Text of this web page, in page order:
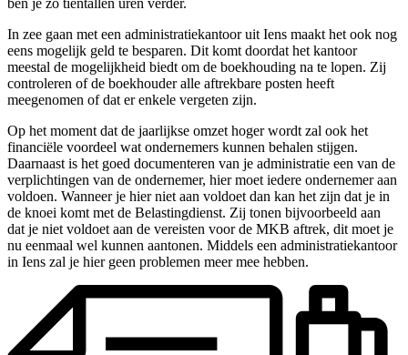
ben je zo tientallen uren verder.
In zee gaan met een administratiekantoor uit Iens maakt het ook nog
eens mogelijk geld te besparen. Dit komt doordat het kantoor
meestal de mogelijkheid biedt om de boekhouding na te lopen. Zij
controleren of de boekhouder alle aftrekbare posten heeft
meegenomen of dat er enkele vergeten zijn.
Op het moment dat de jaarlijkse omzet hoger wordt zal ook het
financiële voordeel wat ondernemers kunnen behalen stijgen.
Daarnaast is het goed documenteren van je administratie een van de
verplichtingen van de ondernemer, hier moet iedere ondernemer aan
voldoen. Wanneer je hier niet aan voldoet dan kan het zijn dat je in
de knoei komt met de Belastingdienst. Zij tonen bijvoorbeeld aan
dat je niet voldoet aan de vereisten voor de MKB aftrek, dit moet je
nu eenmaal wel kunnen aantonen. Middels een administratiekantoor
in Iens zal je hier geen problemen meer mee hebben.